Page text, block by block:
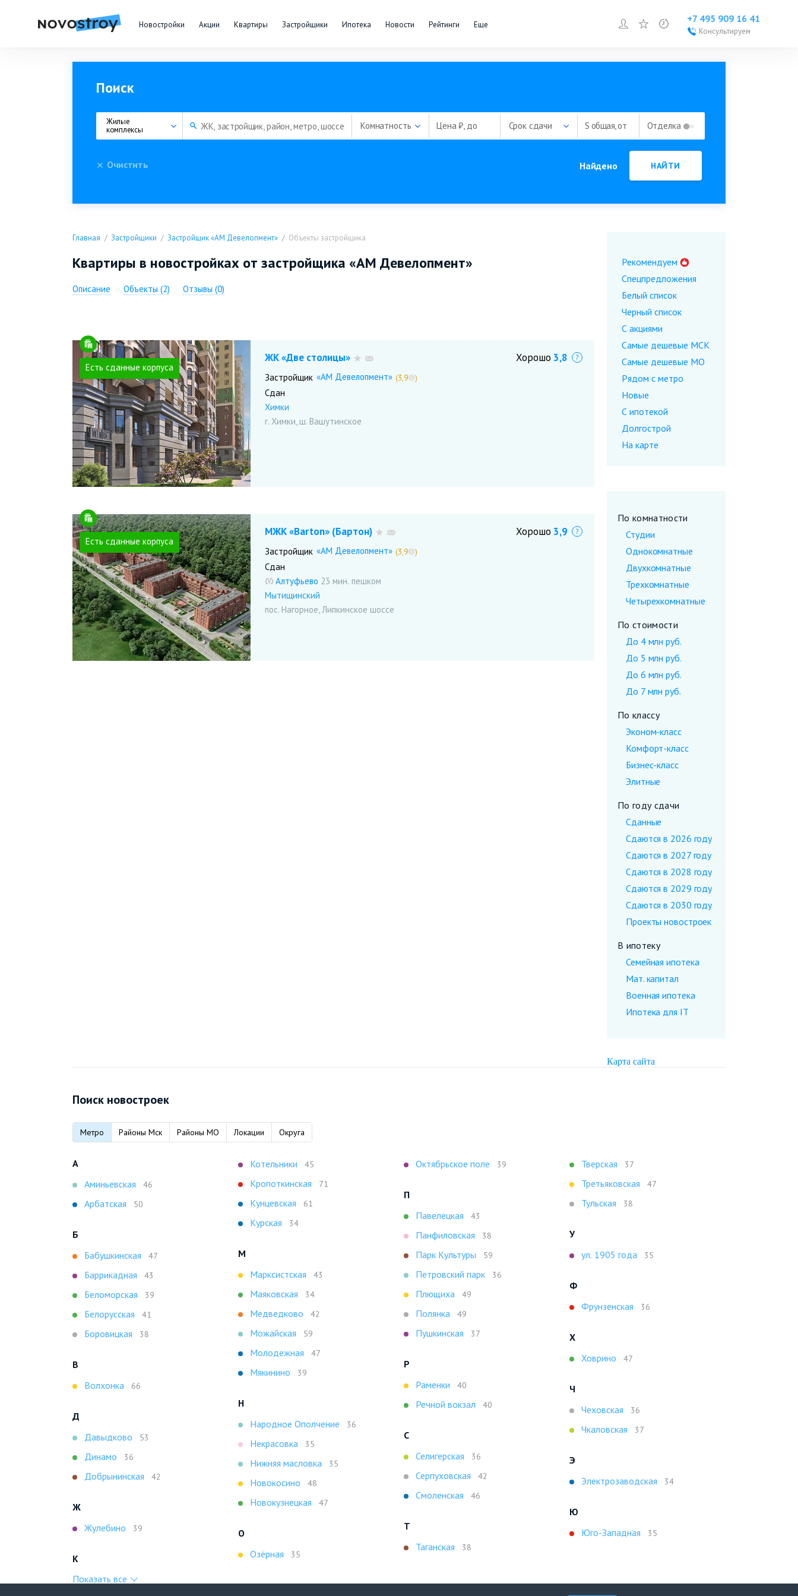
Новостройки Акции Квартиры Застройщики Ипотека Новости Рейтинги Еще Войти или зарегистрироваться
зарегистрироваться
ИзбранноеПросмотренное
+7 495 909 16 41
Консультируем
Поиск
Жилые
комплексы
Комнатность Цена ₽, до Срок сдачи S общая, от Отделка
Очистить Найдено НАЙТИ
Рекомендуем
Спецпредложения
Белый список
Черный список
С акциями
Самые дешевые МСК
Самые дешевые МО
Рядом с метро
Новые
С ипотекой
Долгострой
На карте
По комнатности
Студии
Однокомнатные
Двухкомнатные
Трехкомнатные
Четырехкомнатные
По стоимости
До 4 млн руб.
До 5 млн руб.
До 6 млн руб.
До 7 млн руб.
По классу
Эконом-класс
Комфорт-класс
Бизнес-класс
Элитные
По году сдачи
Сданные
Сдаются в 2026 году
Сдаются в 2027 году
Сдаются в 2028 году
Сдаются в 2029 году
Сдаются в 2030 году
Проекты новостроек
В ипотеку
Семейная ипотека
Мат. капитал
Военная ипотека
Ипотека для IT
Карта сайта
Главная Застройщики Застройщик «АМ Девелопмент» Объекты застройщика
Квартиры в новостройках от застройщика «АМ Девелопмент»
Описание Объекты (2) Отзывы (0)
Есть сданные корпуса
ЖК «Две столицы»
Застройщик «АМ Девелопмент» (3,9 )
Хорошо 3,8 Что это?
Сдан
Химки
г. Химки, ш. Вашутинское
Есть сданные корпуса
МЖК «Barton» (Бартон)
Застройщик «АМ Девелопмент» (3,9 )
Хорошо 3,9 Что это?
Сдан
Алтуфьево 23 мин.
Мытищинский
пос. Нагорное, Липкинское шоссе
Поиск новостроек
Метро Районы Мск Районы МО Локации Округа
А
Аминьевская
46
Арбатская 50
Б
Бабушкинская
47
Баррикадная 43
Беломорская 39
Белорусская 41
Боровицкая 38
В
Волхонка
66
Д
Давыдково
53
Динамо 36
Добрынинская 42
Ж
Жулебино
39
К
Котельники 45
Кропоткинская 71
Кунцевская 61
Курская 34
М
Марксистская
43
Маяковская 34
Медведково 42
Можайская 59
Молодежная 47
Мякинино 39
Н
Народное Ополчение
36
Некрасовка 35
Нижняя масловка 35
Новокосино 48
Новокузнецкая 47
О
Озёрная
35
Октябрьское поле 39
П
Павелецкая
43
Панфиловская 38
Парк Культуры 59
Петровский парк 36
Плющиха 49
Полянка 49
Пушкинская 37
Р
Раменки
40
Речной вокзал 40
С
Селигерская
36
Серпуховская 42
Смоленская 46
Т
Таганская
38
Тверская 37
Третьяковская 47
Тульская 38
У
ул. 1905 года
35
Ф
Фрунзенская
36
Х
Ховрино
47
Ч
Чеховская
36
Чкаловская 37
Э
Электрозаводская
34
Ю
Юго-Западная
35
Показать все